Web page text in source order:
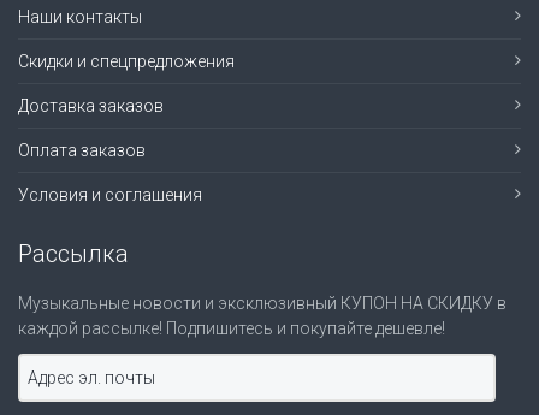
Наши контакты
Скидки и спецпредложения
Доставка заказов
Оплата заказов
Условия и соглашения
Рассылка
Музыкальные новости и эксклюзивный КУПОН НА СКИДКУ в
каждой рассылке! Подпишитесь и покупайте дешевле!